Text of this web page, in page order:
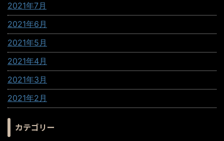
2021年7月
2021年6月
2021年5月
2021年4月
2021年3月
2021年2月
カテゴリー